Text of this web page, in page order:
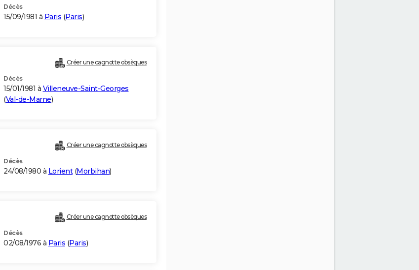
Décès
15/09/1981 à Paris (Paris)
Créer une cagnotte obsèques
Décès
15/01/1981 à Villeneuve-Saint-Georges
(Val-de-Marne)
Créer une cagnotte obsèques
Décès
24/08/1980 à Lorient(Morbihan)
Créer une cagnotte obsèques
Décès
02/08/1976 à Paris (Paris)